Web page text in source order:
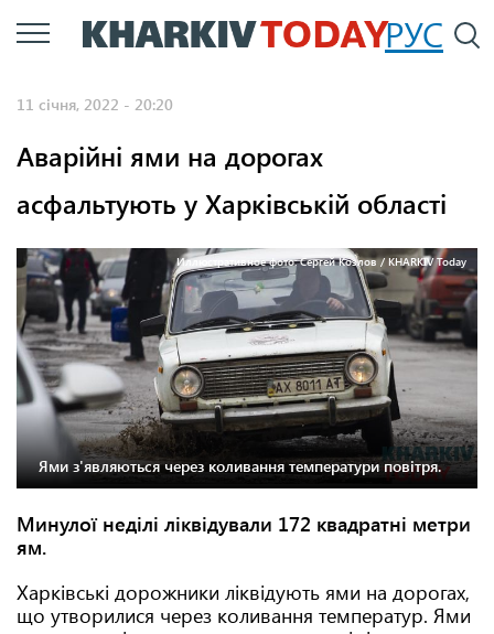
Перейти
до
РУС
11 січня, 2022 - 20:20
Аварійні ями на дорогах
асфальтують у Харківській області
Иллюстративное фото: Сергей Козлов / KHARKIV Today
Ями з'являються через коливання температури повітря.
Минулої неділі ліквідували 172 квадратні метри
ям.
Харківські дорожники ліквідують ями на дорогах,
що утворилися через коливання температур. Ями